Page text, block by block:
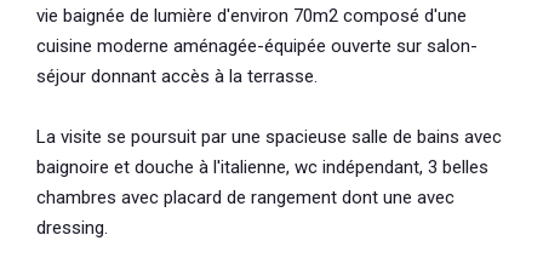
vie baignée de lumière d'environ 70m2 composé d'une
cuisine moderne aménagée-équipée ouverte sur salon-
séjour donnant accès à la terrasse.
La visite se poursuit par une spacieuse salle de bains avec
baignoire et douche à l'italienne, wc indépendant, 3 belles
chambres avec placard de rangement dont une avec
dressing.